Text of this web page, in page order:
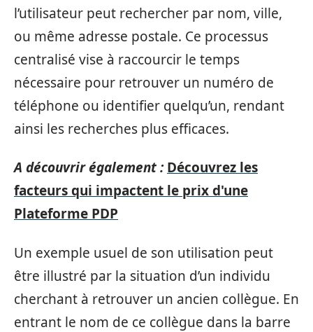
l’utilisateur peut rechercher par nom, ville,
ou même adresse postale. Ce processus
centralisé vise à raccourcir le temps
nécessaire pour retrouver un numéro de
téléphone ou identifier quelqu’un, rendant
ainsi les recherches plus efficaces.
A découvrir également : Découvrez les
facteurs qui impactent le prix d'une
Plateforme PDP
Un exemple usuel de son utilisation peut
être illustré par la situation d’un individu
cherchant à retrouver un ancien collègue. En
entrant le nom de ce collègue dans la barre